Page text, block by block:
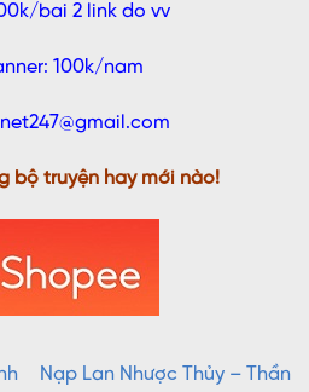
bai 2 link do vv
100k/nam
bộ truyện hay mới nào!
Nạp Lan Nhược Thủy – Thần